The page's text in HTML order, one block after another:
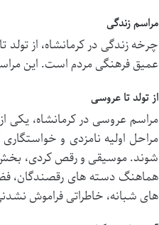
مراسم زندگی
چرخه زندگی در کرمانشاه، از
عمیق فرهنگی مردم است. این
از تولد تا عروسی
مراسم عروسی در کرمانشاه، یکی
مراحل اولیه نامزدی و
شوند. موسیقی و رقص کردی، بخش
هماهنگ دسته های رقصندگان،
های شبانه، خاطراتی فراموش